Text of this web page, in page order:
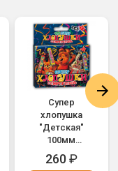
Супер
хлопушка
"Детская"
100мм
конфетти,
сюрприз ТР107
260₽